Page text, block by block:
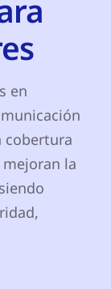
en
cobertura
la